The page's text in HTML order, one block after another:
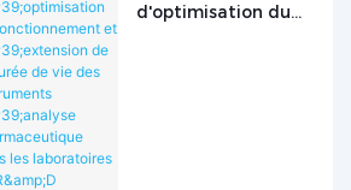
d'optimisation du